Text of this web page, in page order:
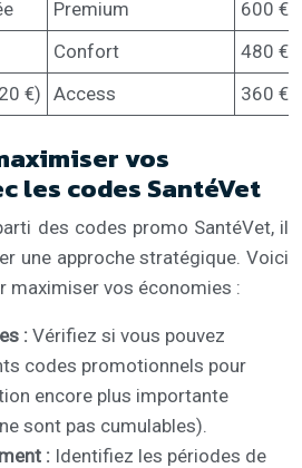
Premium
600 €
Confort
480 €
€) Access 360 €
vos
les codes SantéVet
des codes promo SantéVet, il
une approche stratégique. Voici
maximiser vos économies :
: Vérifiez si vous pouvez
codes promotionnels pour
encore plus importante
sont pas cumulables).
: Identifiez les périodes de